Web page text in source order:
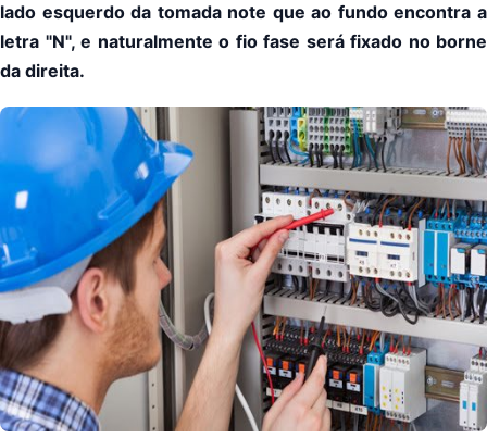
lado esquerdo da tomada note que ao fundo encontra a
letra "N", e naturalmente o fio fase será fixado no borne
da direita.